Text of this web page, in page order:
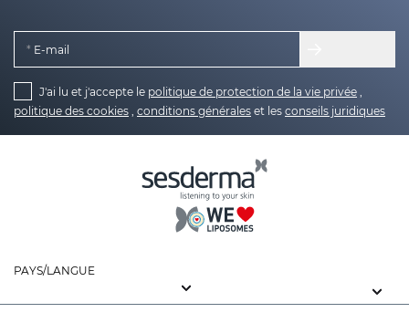
E-mail
J'ai lu et j'accepte le politique de protection de la vie privée
politique des cookies conditions générales et les conseils juridiques
PAYS/LANGUE